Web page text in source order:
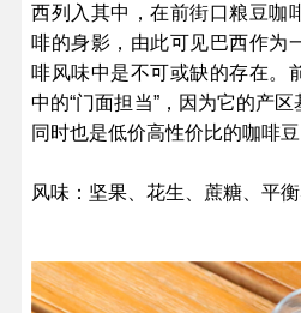
西列入其中，在前街口粮豆咖
啡的身影，由此可见巴西作为
啡风味中是不可或缺的存在。
中的“门面担当”，因为它的产
同时也是低价高性价比的咖啡豆
风味：坚果、花生、蔗糖、平